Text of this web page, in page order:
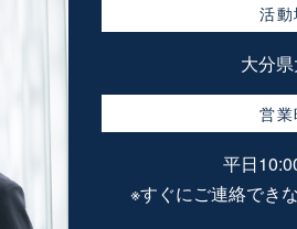
活
大分
営業
平日
※すぐにご連絡でき